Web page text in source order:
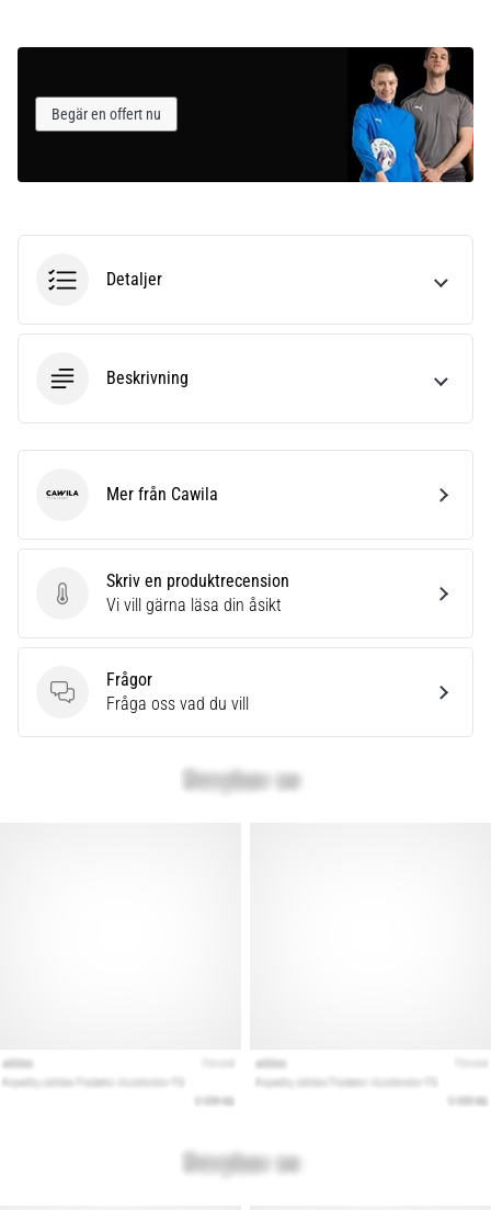
Begär en offert nu
Detaljer
Beskrivning
Skriv en produktrecension
Skriv en produktrecension
Vi vill gärna läsa din åsikt
Frågor
Frågor
Fråga oss vad du vill
Cawila Mer från Cawila